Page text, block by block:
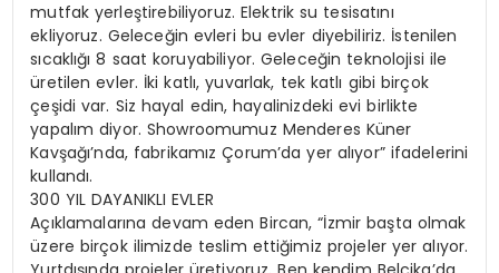
mutfak yerleştirebiliyoruz. Elektrik su tesisatını
ekliyoruz. Geleceğin evleri bu evler diyebiliriz. İstenilen
sıcaklığı 8 saat koruyabiliyor. Geleceğin teknolojisi ile
üretilen evler. İki katlı, yuvarlak, tek katlı gibi birçok
çeşidi var. Siz hayal edin, hayalinizdeki evi birlikte
yapalım diyor. Showroomumuz Menderes Küner
Kavşağı’nda, fabrikamız Çorum’da yer alıyor” ifadelerini
kullandı.
300 YIL DAYANIKLI EVLER
Açıklamalarına devam eden Bircan, “İzmir başta olmak
üzere birçok ilimizde teslim ettiğimiz projeler yer alıyor.